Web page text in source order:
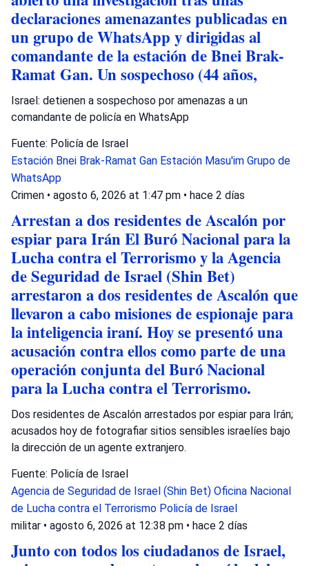
declaraciones amenazantes publicadas en
un grupo de WhatsApp y dirigidas al
comandante de la estación de Bnei Brak-
Ramat Gan. Un sospechoso (44 años,
Israel: detienen a sospechoso por amenazas a un
comandante de policía en WhatsApp
Fuente: Policía de Israel
Estación Bnei Brak-Ramat Gan Estación Masu'im Grupo de
WhatsApp
Crimen • agosto 6, 2026 at 1:47 pm • hace 2 días
Arrestan a dos residentes de Ascalón por
espiar para Irán El Buró Nacional para la
Lucha contra el Terrorismo y la Agencia
de Seguridad de Israel (Shin Bet)
arrestaron a dos residentes de Ascalón que
llevaron a cabo misiones de espionaje para
la inteligencia iraní. Hoy se presentó una
acusación contra ellos como parte de una
operación conjunta del Buró Nacional
para la Lucha contra el Terrorismo.
Dos residentes de Ascalón arrestados por espiar para Irán;
acusados hoy de fotografiar sitios sensibles israelíes bajo
la dirección de un agente extranjero.
Fuente: Policía de Israel
Agencia de Seguridad de Israel (Shin Bet) Oficina Nacional
de Lucha contra el Terrorismo Policía de Israel
militar • agosto 6, 2026 at 12:38 pm • hace 2 días
Junto con todos los ciudadanos de Israel,